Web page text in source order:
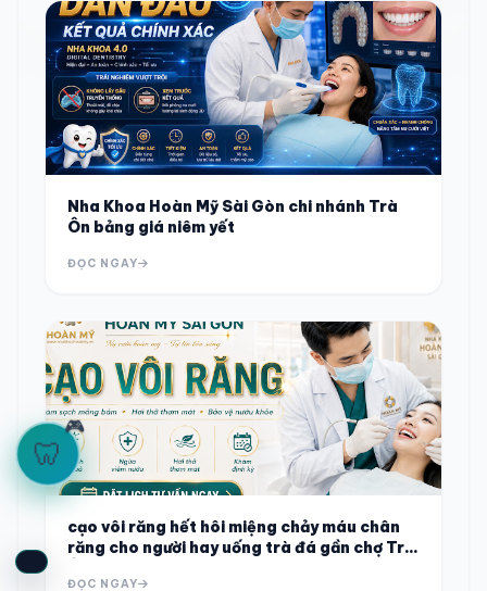
Nha Khoa Hoàn Mỹ Sài Gòn chi nhánh Trà
Ôn bảng giá niêm yết
ĐỌC NGAY
cạo vôi răng hết hôi miệng chảy máu chân
răng cho người hay uống trà đá gần chợ Trà
ĐỌC NGAY
🦷
🎮